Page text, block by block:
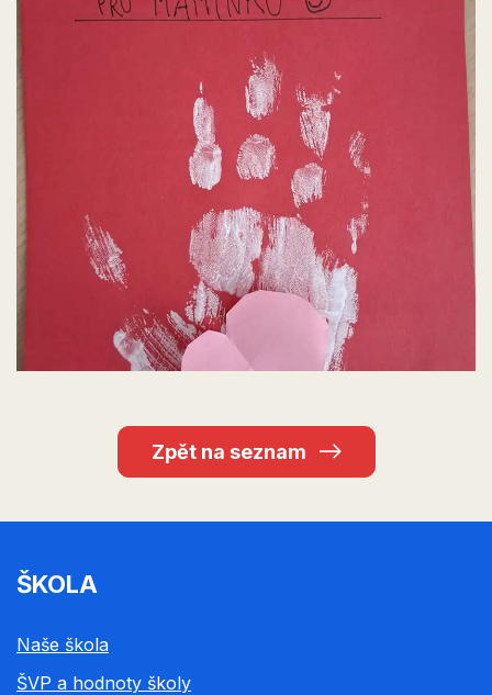
Zpět na seznam
ŠKOLA
Naše škola
ŠVP a hodnoty školy